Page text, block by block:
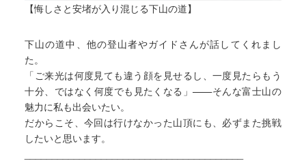
【悔しさと安堵が入り混じる下山の道】
下山の道中、他の登山者やガイドさんが話してくれまし
た。
「ご来光は何度見ても違う顔を見せるし、一度見たらもう
十分、ではなく何度でも見たくなる」——そんな富士山の
魅力に私も出会いたい。
だからこそ、今回は行けなかった山頂にも、必ずまた挑戦
したいと思います。